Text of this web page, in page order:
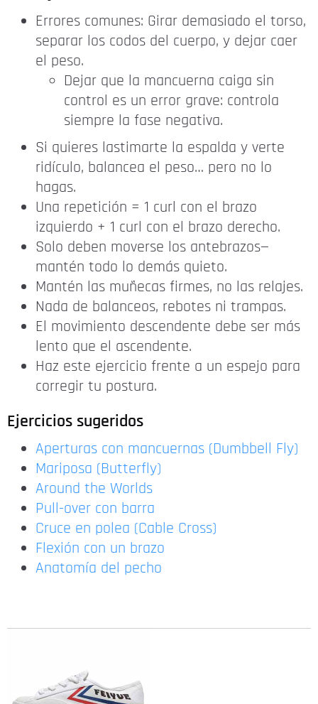
Errores comunes: Girar demasiado el torso,
separar los codos del cuerpo, y dejar caer
el peso.
Dejar que la mancuerna caiga sin
control es un error grave: controla
siempre la fase negativa.
Si quieres lastimarte la espalda y verte
ridículo, balancea el peso… pero no lo
hagas.
Una repetición = 1 curl con el brazo
izquierdo + 1 curl con el brazo derecho.
Solo deben moverse los antebrazos—
mantén todo lo demás quieto.
Mantén las muñecas firmes, no las relajes.
Nada de balanceos, rebotes ni trampas.
El movimiento descendente debe ser más
lento que el ascendente.
Haz este ejercicio frente a un espejo para
corregir tu postura.
Ejercicios sugeridos
Aperturas con mancuernas (Dumbbell Fly)
Mariposa (Butterfly)
Around the Worlds
Pull-over con barra
Cruce en polea (Cable Cross)
Flexión con un brazo
Anatomía del pecho